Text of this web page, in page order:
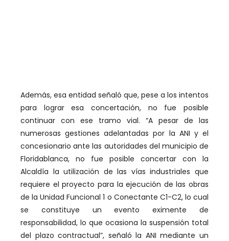
Además, esa entidad señaló que, pese a los intentos
para lograr esa concertación, no fue posible
continuar con ese tramo vial. “A pesar de las
numerosas gestiones adelantadas por la ANI y el
concesionario ante las autoridades del municipio de
Floridablanca, no fue posible concertar con la
Alcaldía la utilización de las vías industriales que
requiere el proyecto para la ejecución de las obras
de la Unidad Funcional 1 o Conectante C1-C2, lo cual
se constituye un evento eximente de
responsabilidad, lo que ocasiona la suspensión total
del plazo contractual”, señaló la ANI mediante un